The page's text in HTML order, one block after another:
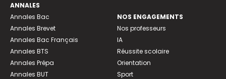
ANNALES
Annales Bac
Annales Brevet
Annales Bac Français
Annales BTS
Annales Prépa
Annales BUT
NOS ENGAGEMENTS
Nos professeurs
IA
Réussite scolaire
Orientation
Sport